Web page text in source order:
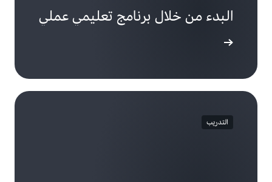
البدء من خلال برنامج تعليمي عملي
التدريب